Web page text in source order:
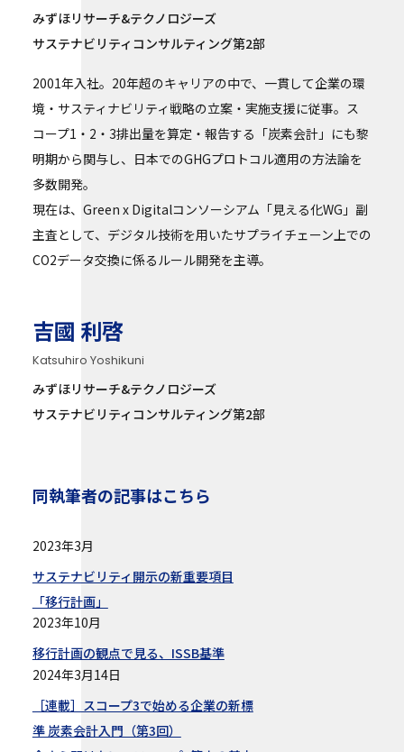
みずほリサーチ&テクノロジーズ
サステナビリティコンサルティング第2部
2001年入社。20年超のキャリアの中で、一貫して企業の環
境・サスティナビリティ戦略の立案・実施支援に従事。ス
コープ1・2・3排出量を算定・報告する「炭素会計」にも黎
明期から関与し、日本でのGHGプロトコル適用の方法論を
多数開発。
現在は、Green x Digitalコンソーシアム「見える化WG」副
主査として、デジタル技術を用いたサプライチェーン上での
CO2データ交換に係るルール開発を主導。
吉國 利啓
Katsuhiro Yoshikuni
みずほリサーチ&テクノロジーズ
サステナビリティコンサルティング第2部
同執筆者の記事はこちら
2023年3月
サステナビリティ開示の新重要項目
「移行計画」
2023年10月
移行計画の観点で見る、ISSB基準
2024年3月14日
［連載］スコープ3で始める企業の新標
準 炭素会計入門（第3回）